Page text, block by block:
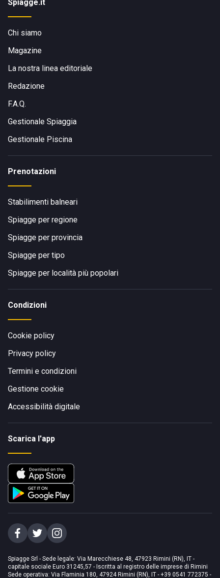
Spiagge.it
Chi siamo
Magazine
La nostra linea editoriale
Redazione
F.A.Q.
Gestionale Spiaggia
Gestionale Piscina
Prenotazioni
Stabilimenti balneari
Spiagge per regione
Spiagge per provincia
Spiagge per tipo
Spiagge per località più popolari
Condizioni
Cookie policy
Privacy policy
Termini e condizioni
Gestione cookie
Accessibilità digitale
Scarica l'app
Spiagge Srl - Sede legale: Via Marecchiese 48, 47923 Rimini (RN), IT -
capitale sociale Euro 31245,57 - Iscritta al registro delle imprese di Rimini
Sede operativa: Via Flaminia 180, 47924 Rimini (RN), IT - +39 0541 772375 -